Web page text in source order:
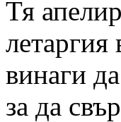
Тя
винаги
за да